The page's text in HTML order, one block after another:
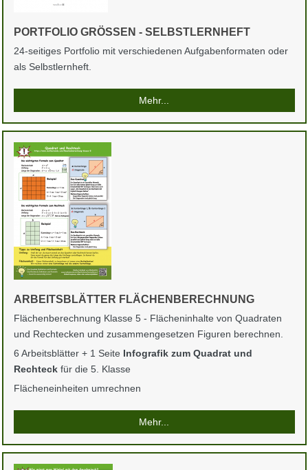
PORTFOLIO GRÖSSEN - SELBSTLERNHEFT
24-seitiges Portfolio mit verschiedenen Aufgabenformaten oder
als Selbstlernheft.
Mehr...
ARBEITSBLÄTTER FLÄCHENBERECHNUNG
Flächenberechnung Klasse 5 - Flächeninhalte von Quadraten
und Rechtecken und zusammengesetzen Figuren berechnen.
6 Arbeitsblätter + 1 Seite Infografik zum Quadrat und
Rechteckfür die 5. Klasse
Flächeneinheiten umrechnen
Mehr...